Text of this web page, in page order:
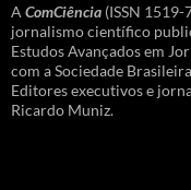
A ComCiência (ISSN
jornalismo científico
Estudos Avançados em
com a Sociedade
Editores executivos e
Ricardo Muniz.